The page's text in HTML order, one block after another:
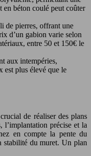
en béton coulé peut coûter
de pierres, offrant une
d’un gabion varie selon
entre 50 et 150€ le
aux intempéries,
est plus élevé que le
de réaliser des plans
l’implantation précise et la
en compte la pente du
stabilité du muret. Un plan